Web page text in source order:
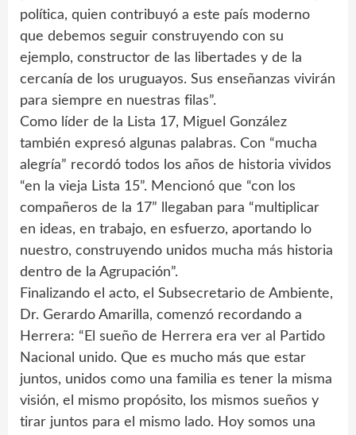
política, quien contribuyó a este país moderno
que debemos seguir construyendo con su
ejemplo, constructor de las libertades y de la
cercanía de los uruguayos. Sus enseñanzas vivirán
para siempre en nuestras filas”.
Como líder de la Lista 17, Miguel González
también expresó algunas palabras. Con “mucha
alegría” recordó todos los años de historia vividos
“en la vieja Lista 15”. Mencionó que “con los
compañeros de la 17” llegaban para “multiplicar
en ideas, en trabajo, en esfuerzo, aportando lo
nuestro, construyendo unidos mucha más historia
dentro de la Agrupación”.
Finalizando el acto, el Subsecretario de Ambiente,
Dr. Gerardo Amarilla, comenzó recordando a
Herrera: “El sueño de Herrera era ver al Partido
Nacional unido. Que es mucho más que estar
juntos, unidos como una familia es tener la misma
visión, el mismo propósito, los mismos sueños y
tirar juntos para el mismo lado. Hoy somos una